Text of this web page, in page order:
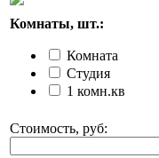
Комнаты, шт.:
Комната
Студия
1 комн.кв
Стоимость, руб: